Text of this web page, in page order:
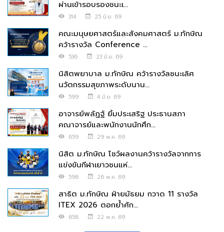
ผ่านเข้ารอบรองชนะเ...
314 25 มิ.ย. 69
คณะมนุษยศาสตร์และสังคมศาสตร์ ม.ทักษิณ
คว้ารางวัล Conference ...
536 23 มิ.ย. 69
นิสิตพยาบาล ม.ทักษิณ คว้ารางวัลชนะเลิศ
นวัตกรรมสุขภาพระดับนาน...
599 4 มิ.ย. 69
อาจารย์พลัฏฐ์ ยิ้มประเสริฐ ประธานสภา
คณาจารย์และพนักงานนักศึก...
659 29 พ.ค. 69
นิสิต ม.ทักษิณ โชว์ผลงานคว้ารางวัลจากการ
แข่งขันกีฬาเยาวชนแห่...
596 26 พ.ค. 69
สาธิต ม.ทักษิณ ฝ่ายมัธยม กวาด 11 รางวัล
ITEX 2026 ตอกย้ำศัก...
658 22 พ.ค. 69